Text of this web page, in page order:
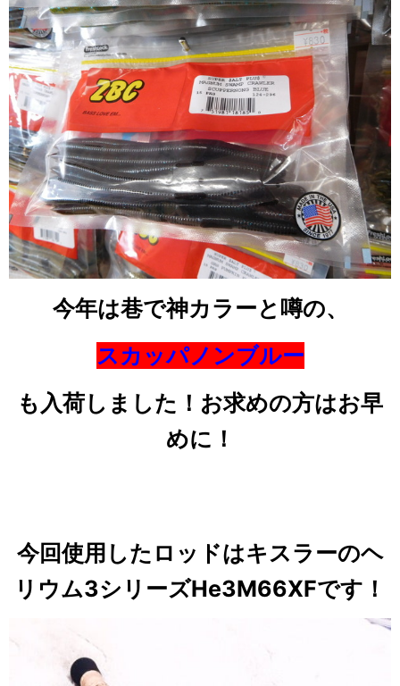
今年は巷で神カラーと噂の、
スカッパノンブルー
も入荷しました！お求めの方はお早
めに！
今回使用したロッドはキスラーのヘ
リウム3シリーズHe3M66XFです！